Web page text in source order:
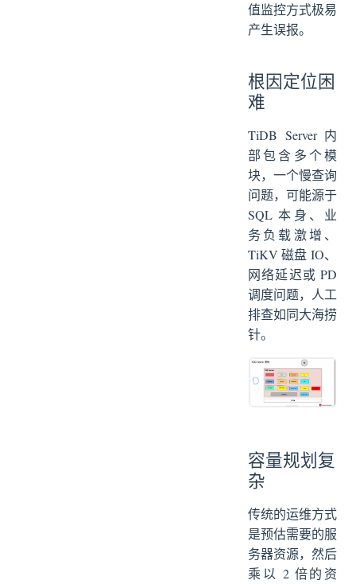
值监控方式极易
产生误报。
根因定位困
难
TiDB Server 内
部包含多个模
块，一个慢查询
问题，可能源于
SQL 本身、业
务负载激增、
TiKV 磁盘 IO、
网络延迟或 PD
调度问题，人工
排查如同大海捞
针。
容量规划复
杂
传统的运维方式
是预估需要的服
务器资源，然后
乘以 2 倍的资